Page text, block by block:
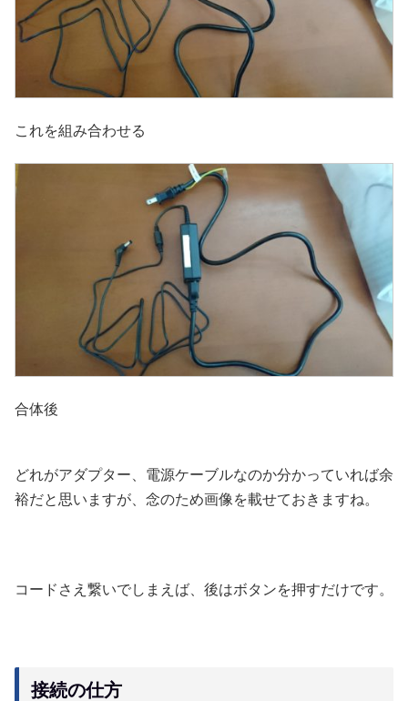
これを組み合わせる
合体後
どれがアダプター、電源ケーブルなのか分かっていれば余
裕だと思いますが、念のため画像を載せておきますね。
コードさえ繋いでしまえば、後はボタンを押すだけです。
接続の仕方